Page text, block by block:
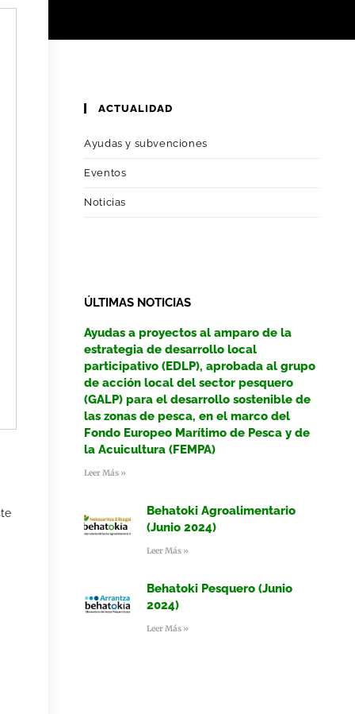
ACTUALIDAD
Ayudas y subvenciones
Eventos
Noticias
ÚLTIMAS NOTICIAS
Ayudas a proyectos al amparo de la
estrategia de desarrollo local
participativo (EDLP), aprobada al grupo
de acción local del sector pesquero
(GALP) para el desarrollo sostenible de
las zonas de pesca, en el marco del
Fondo Europeo Marítimo de Pesca y de
la Acuicultura (FEMPA)
Leer Más »
Behatoki Agroalimentario
(Junio 2024)
Leer Más »
Behatoki Pesquero (Junio
2024)
Leer Más »